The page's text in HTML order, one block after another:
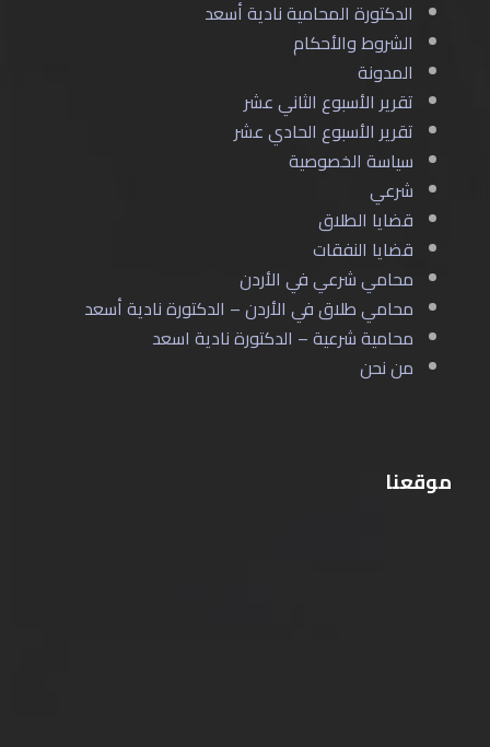
الدكتورة المحامية نادية أسعد
الشروط والأحكام
المدونة
تقرير الأسبوع الثاني عشر
تقرير الأسبوع الحادي عشر
سياسة الخصوصية
شرعي
قضايا الطلاق
قضايا النفقات
محامي شرعي في الأردن
محامي طلاق في الأردن – الدكتورة نادية أسعد
محامية شرعية – الدكتورة نادية اسعد
من نحن
موقعنا